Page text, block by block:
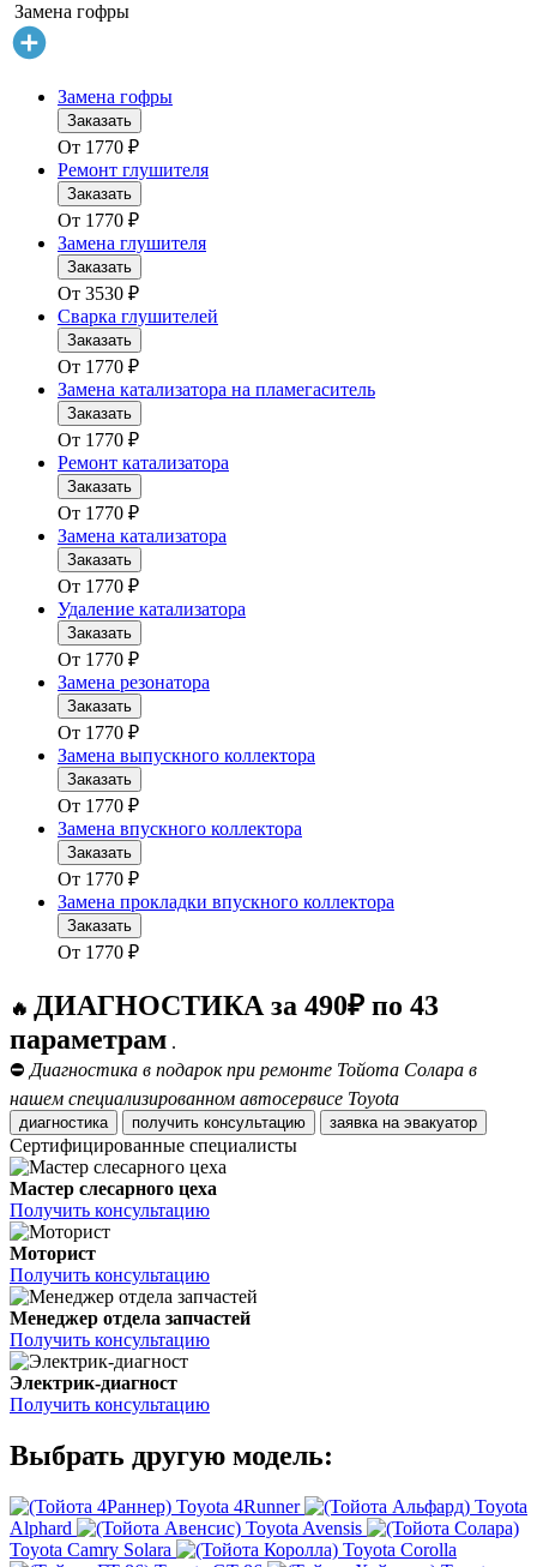
Замена гофры
Замена гофры
Заказать
От 1770 ₽
Ремонт глушителя
Заказать
От 1770 ₽
Замена глушителя
Заказать
От 3530 ₽
Сварка глушителей
Заказать
От 1770 ₽
Замена катализатора на пламегаситель
Заказать
От 1770 ₽
Ремонт катализатора
Заказать
От 1770 ₽
Замена катализатора
Заказать
От 1770 ₽
Удаление катализатора
Заказать
От 1770 ₽
Замена резонатора
Заказать
От 1770 ₽
Замена выпускного коллектора
Заказать
От 1770 ₽
Замена впускного коллектора
Заказать
От 1770 ₽
Замена прокладки впускного коллектора
Заказать
От 1770 ₽
🔥 ДИАГНОСТИКА за 490₽ по 43
параметрам .
⛔ Диагностика в подарок при ремонте Тойота Солара в
нашем специализированном автосервисе Toyota
диагностика получить консультацию заявка на эвакуатор
Сертифицированные специалисты
Мастер слесарного цеха
Получить консультацию
Моторист
Получить консультацию
Менеджер отдела запчастей
Получить консультацию
Электрик-диагност
Получить консультацию
Выбрать другую модель:
Toyota 4Runner
Toyota
Alphard
Toyota Avensis
Toyota Camry Solara
Toyota Corolla